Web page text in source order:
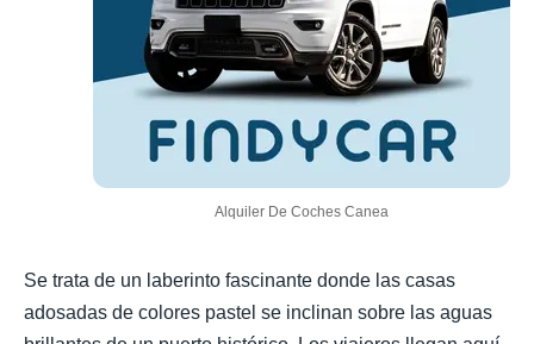
Alquiler De Coches Canea
Se trata de un laberinto fascinante donde las casas
adosadas de colores pastel se inclinan sobre las aguas